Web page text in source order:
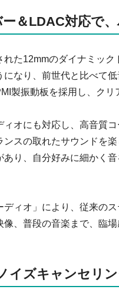
＆LDAC対応で
た12mmのダイナミッ
になり、前世代と比べて
製振動板を採用し、クリ
ィオにも対応し、高音質
スの取れたサウンドを
り、自分好みに細かく
ィオ」により、従来の
、普段の音楽まで、臨
イズキャンセリ